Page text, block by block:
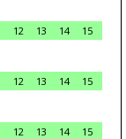
12 13 14
15
12 13 14
15
12 13 14
15